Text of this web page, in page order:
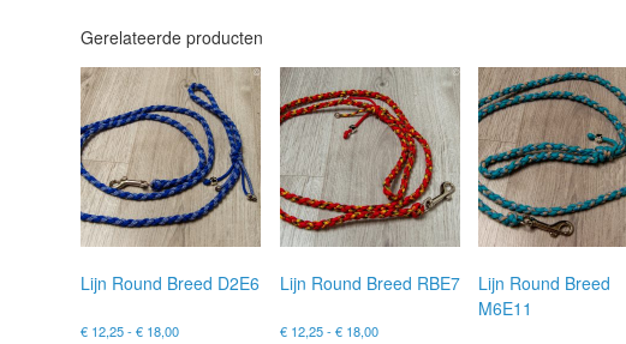
Gerelateerde producten
Lijn Round Breed D2E6
€ 12,25-€ 18,00Prijsklasse:
Lijn Round Breed RBE7
€12,25 - €18,00Prijsklasse:
Lijn Round Breed
M6E11